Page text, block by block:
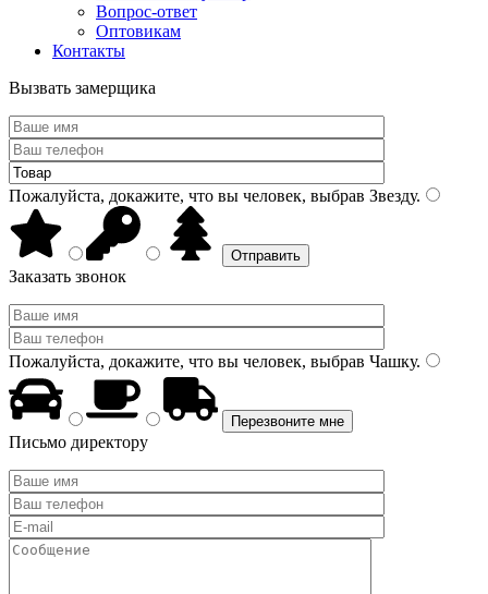
Вопрос-ответ
Оптовикам
Контакты
Вызвать замерщика
Пожалуйста, докажите, что вы человек, выбрав Звезду.
Заказать звонок
Пожалуйста, докажите, что вы человек, выбрав Чашку.
Письмо директору